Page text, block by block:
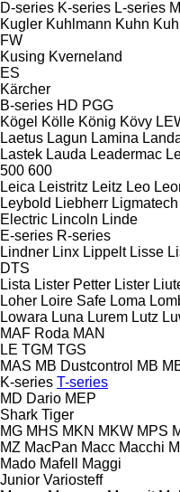
D-series K-series L-series
Kugler Kuhlmann Kuhn
FW
Kusing Kverneland
ES
Kärcher
B-series HD PGG
Kögel Kölle König Kövy
Laetus Lagun Lamina
Lastek Lauda Leadermac
500 600
Leica Leistritz Leitz Leo
Leybold Liebherr Ligmatech
Electric Lincoln Linde
E-series R-series
Lindner Linx Lippelt Lisse
DTS
Lista Lister Petter Lister
Loher Loire Safe Loma
Lowara Luna Lurem Lutz
MAF Roda MAN
LE TGM TGS
MAS MB Dustcontrol MB
K-series T-series
MD Dario MEP
Shark Tiger
MG MHS MKN MKW MPS
MZ MacPan Macc Macchi
Mado Mafell
Maggi
Junior Variosteff